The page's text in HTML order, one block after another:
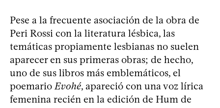
Pese a la frecuente asociación de la obra de
Peri Rossi con la literatura lésbica, las
temáticas propiamente lesbianas no suelen
aparecer en sus primeras obras; de hecho,
uno de sus libros más emblemáticos, el
poemarioEvohé, apareció con una voz lírica
femenina recién en la edición de Hum de